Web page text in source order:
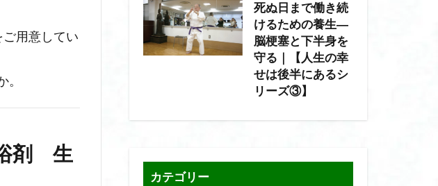
用意してい
剤 生
死ぬ日まで働き続
けるための養生―
脳梗塞と下半身を
守る｜【人生の幸
せは後半にあるシ
リーズ③】
カテゴリー